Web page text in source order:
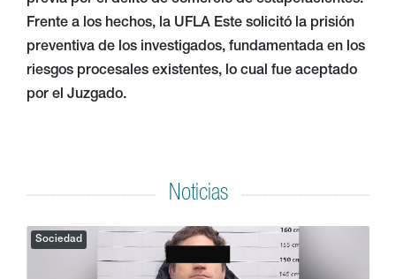
Frente a los hechos, la UFLA Este solicitó la prisión
preventiva de los investigados, fundamentada en los
riesgos procesales existentes, lo cual fue aceptado
por el Juzgado.
Noticias
Sociedad